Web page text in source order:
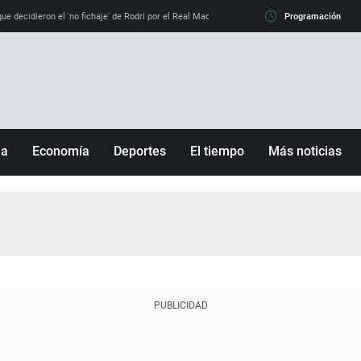
decidieron el 'no fichaje' de Rodri por el Real Madrid y su 'sí' al Barça La llamada
Programación
Economía Deportes El tiempo Más noticias